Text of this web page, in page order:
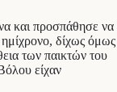
και προσπάθησε να
ημίχρονο, δίχως όμως
των παικτών του
είχαν